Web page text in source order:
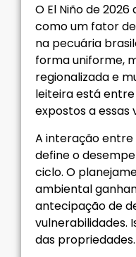
O El Niño de
como um fator
na pecuária
forma uniforme,
regionalizada e
leiteira está
expostos a essas
A interação entre
define o
ciclo. O
ambiental
antecipação de
vulnerabilidades.
das propriedades.